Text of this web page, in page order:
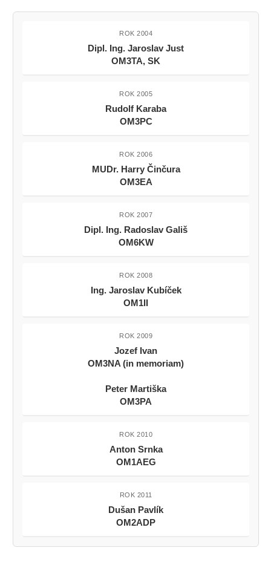
ROK 2004
Dipl. Ing. Jaroslav Just
OM3TA, SK
ROK 2005
Rudolf Karaba
OM3PC
ROK 2006
MUDr. Harry Činčura
OM3EA
ROK 2007
Dipl. Ing. Radoslav Gališ
OM6KW
ROK 2008
Ing. Jaroslav Kubíček
OM1II
ROK 2009
Jozef Ivan
OM3NA (in memoriam)
Peter Martiška
OM3PA
ROK 2010
Anton Srnka
OM1AEG
ROK 2011
Dušan Pavlík
OM2ADP